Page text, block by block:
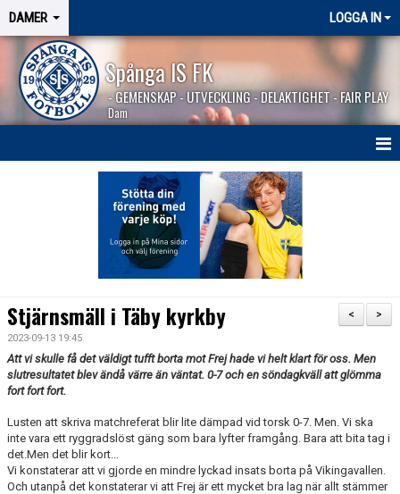
DAMER LOGGA IN
Spånga IS FK
- GEMENSKAP - UTVECKLING - DELAKTIGHET - FAIR PLAY
Dam
MATCHER
BILDGALLERI
DOKUMENT
TIDIGARE SÄSONGER
>
<
Stjärnsmäll i Täby kyrkby
2023-09-13 19:45
Att vi skulle få det väldigt tufft borta mot Frej hade vi helt klart för oss. Men
slutresultatet blev ändå värre än väntat. 0-7 och en söndagkväll att glömma
fort fort fort.
Lusten att skriva matchreferat blir lite dämpad vid torsk 0-7. Men. Vi ska
inte vara ett ryggradslöst gäng som bara lyfter framgång. Bara att bita tag i
det.Men det blir kort...
Vi konstaterar att vi gjorde en mindre lyckad insats borta på Vikingavallen.
Och utanpå det konstaterar vi att Frej är ett mycket bra lag när allt stämmer